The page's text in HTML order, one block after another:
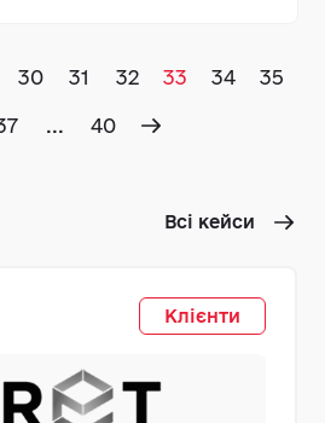
30 31 32 33 34 35
... 40
Всі кейси
Клієнти